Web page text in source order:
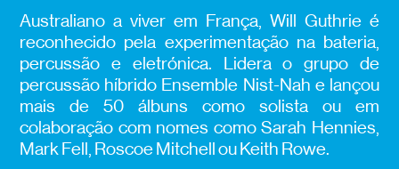
Australiano a viver em França, Will Guthrie é
reconhecido pela experimentação na bateria,
percussão e eletrónica. Lidera o grupo de
percussão híbrido Ensemble Nist-Nah e lançou
mais de 50 álbuns como solista ou em
colaboração com nomes como Sarah Hennies,
Mark Fell, Roscoe Mitchell ou Keith Rowe.